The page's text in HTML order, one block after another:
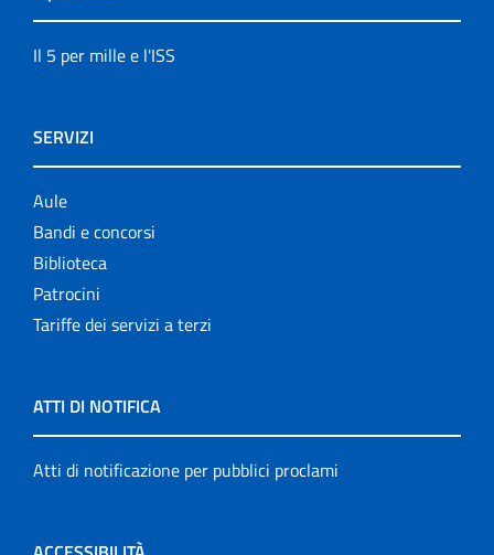
Il 5 per mille e l'ISS
SERVIZI
Aule
Bandi e concorsi
Biblioteca
Patrocini
Tariffe dei servizi a terzi
ATTI DI NOTIFICA
Atti di notificazione per pubblici proclami